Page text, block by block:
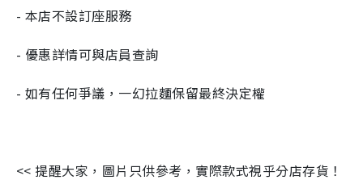
- 本店不設訂座服務
- 優惠詳情可與店員查詢
- 如有任何爭議，一幻拉麵保留最終決定權
<< 提醒大家，圖片只供參考，實際款式視乎分店存貨！